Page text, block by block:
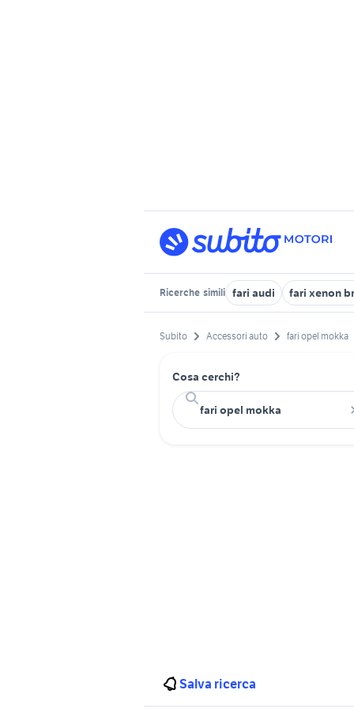
Ricerche simili fari audi fari xenon
Subito Accessori auto fari opel mokka
Cosa cerchi?
Salva ricerca